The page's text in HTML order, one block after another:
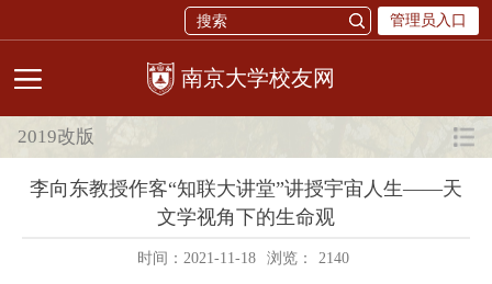
管理员入口
校友网
2019改版
李向东教授作客“知联大讲堂”讲授宇宙人生——天
文学视角下的生命观
时间：2021-11-18 浏览： 2140